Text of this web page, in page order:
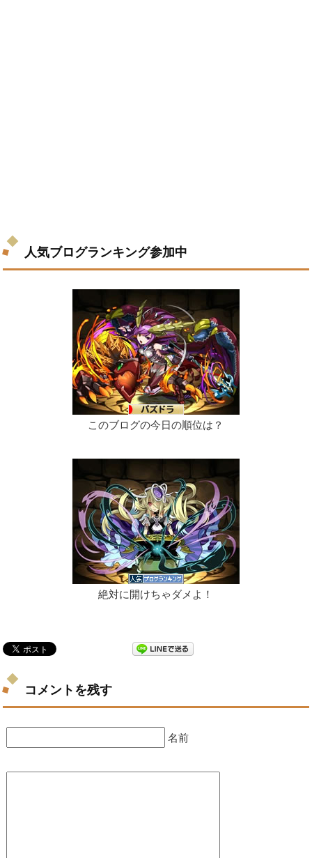
人気ブログランキング参加中
このブログの今日の順位は？
絶対に開けちゃダメよ！
コメントを残す
名前